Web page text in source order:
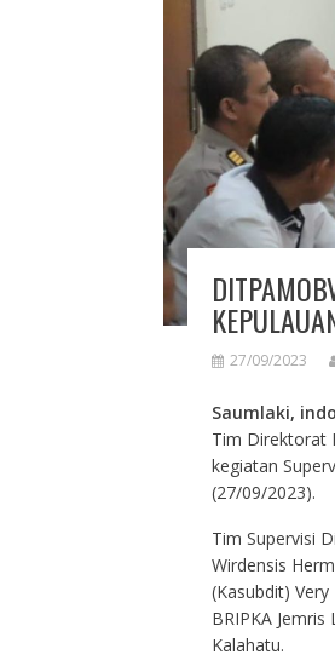
27/09/2023
Saumlaki,
Tim Direktorat
kegiatan
(27/09/2023).
Tim Supervisi
Wirdensis
(Kasubdit)
BRIPKA
Kalahatu.